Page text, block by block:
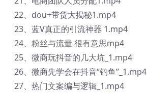
22、dou+带货大揭秘1.mp4
23、蓝V真正的引流神器 1.mp4
24、粉丝与流量 很有意思mp4
25、微商玩抖音的几大坑_1.mp4
26、微商先学会在抖音“钓鱼”_1.mp4
27、热门文案编与逻辑_1.mp4